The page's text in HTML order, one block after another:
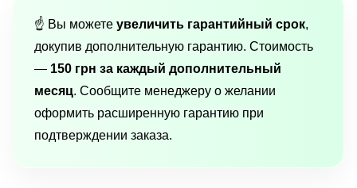
☝️ Вы можете увеличить гарантийный срок,
докупив дополнительную гарантию. Стоимость
— 150 грн за каждый дополнительный
месяц. Сообщите менеджеру о желании
оформить расширенную гарантию при
подтверждении заказа.